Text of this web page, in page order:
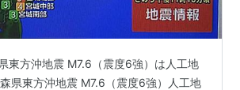
東方沖地震 M7.6（震度6強）は人工地
県東方沖地震 M7.6（震度6強）人工地